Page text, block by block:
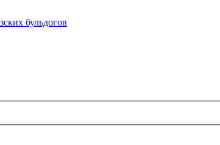
бульдогов